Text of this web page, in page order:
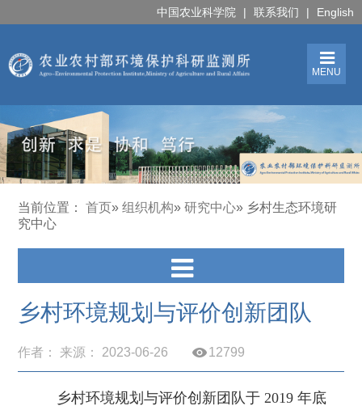
中国农业科学院 | 联系我们 | English
MENU
当前位置：首页»组织机构»研究中心» 乡村生态环境研
究中心
乡村环境规划与评价创新团队
作者： 来源： 2023-06-26 12799
乡村环境规划与评价创新团队于 2019 年底